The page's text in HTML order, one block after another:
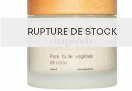
RUPTURE DE STOCK